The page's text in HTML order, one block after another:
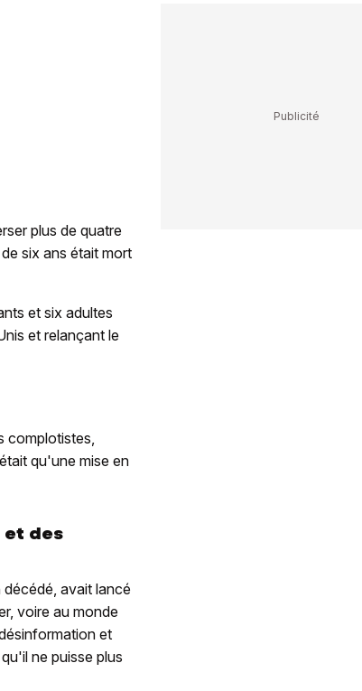
plus de quatre
six ans était mort
et six adultes
et relançant le
complotistes,
qu'une mise en
des
avait lancé
voire au monde
et
ne puisse plus